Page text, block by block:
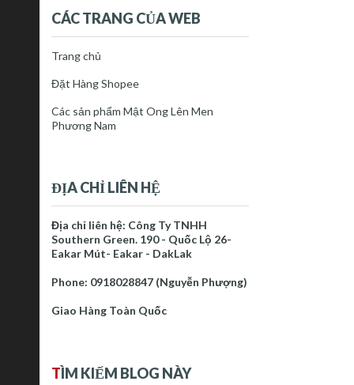
CÁC TRANG CỦA WEB
Trang chủ
Đặt Hàng Shopee
Các sản phẩm Mật Ong Lên Men
Phương Nam
ĐỊA CHỈ LIÊN HỆ
Địa chỉ liên hệ: Công Ty TNHH
Southern Green. 190 - Quốc Lộ 26-
Eakar Mút- Eakar - DakLak
Phone: 0918028847 (Nguyễn Phượng)
Giao Hàng Toàn Quốc
TÌM KIẾM BLOG NÀY